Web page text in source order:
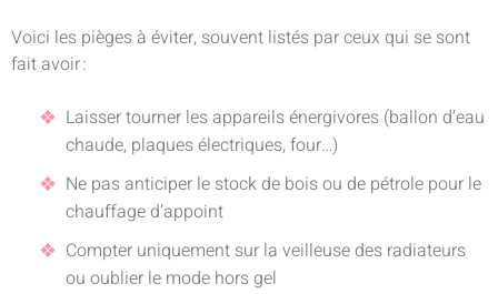
Voici les pièges à éviter, souvent listés par ceux qui se sont
fait avoir :
Laisser tourner les appareils énergivores (ballon d’eau
chaude, plaques électriques, four…)
Ne pas anticiper le stock de bois ou de pétrole pour le
chauffage d’appoint
Compter uniquement sur la veilleuse des radiateurs
ou oublier le mode hors gel